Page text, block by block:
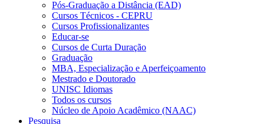
Pós-Graduação a Distância (EAD)
Cursos Técnicos - CEPRU
Cursos Profissionalizantes
Educar-se
Cursos de Curta Duração
Graduação
MBA, Especialização e Aperfeiçoamento
Mestrado e Doutorado
UNISC Idiomas
Todos os cursos
Núcleo de Apoio Acadêmico (NAAC)
Pesquisa